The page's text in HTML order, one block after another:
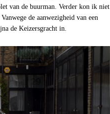
van de buurman. Verder kon ik niet
de aanwezigheid van een
de Keizersgracht in.